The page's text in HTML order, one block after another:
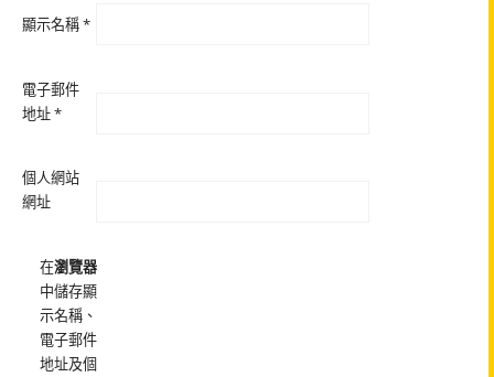
顯示名稱*
電子郵件
地址*
個人網站
網址
在瀏覽器
中儲存顯
示名稱、
電子郵件
地址及個